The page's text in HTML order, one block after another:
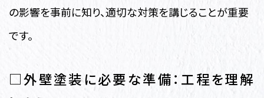
の影響を事前に知り、適切な対策を講じることが重要
です。
□外壁塗装に必要な準備：工程を理解